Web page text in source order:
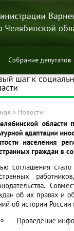
Челябинской
Собрание депутатов
шаг к
> Новости
области
адаптации
населения
граждан в
соглашения стало
об их правах и
об истории
Проведение